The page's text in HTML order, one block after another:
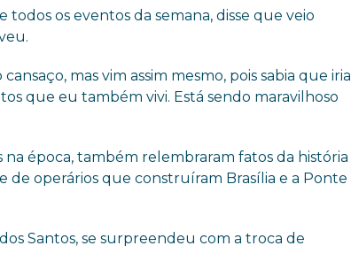
os eventos da semana, disse que veio
mas vim assim mesmo, pois sabia que iria
que eu também vivi. Está sendo maravilhoso
época, também relembraram fatos da história
de operários que construíram Brasília e a Ponte
Santos, se surpreendeu com a troca de